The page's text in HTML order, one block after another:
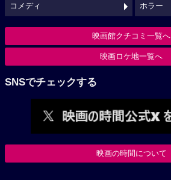
コメディ ホラー
映画館クチコミ一覧へ
映画ロケ地一覧へ
SNSでチェックする
映画の時間について